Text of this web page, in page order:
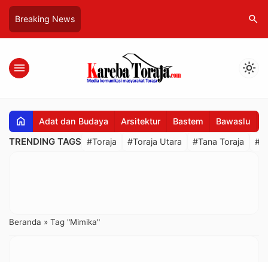
Breaking News search
menu light_mode
home Adat dan Budaya Arsitektur Bastem Bawaslu
TRENDING TAGS #Toraja #Toraja Utara #Tana Toraja
Beranda » Tag "Mimika"